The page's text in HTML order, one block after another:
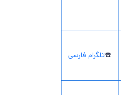
☎️تلگرام فارسی